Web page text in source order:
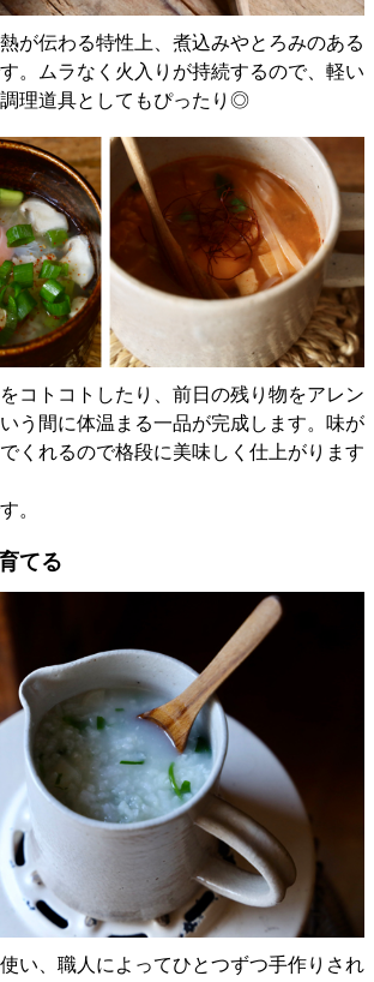
が伝わる特性上、煮込みやとろみのある
。ムラなく火入りが持続するので、軽い
理道具としてもぴったり◎
コトコトしたり、前日の残り物をアレン
う間に体温まる一品が完成します。味が
くれるので格段に美味しく仕上がります
。
てる
い、職人によってひとつずつ手作りされ